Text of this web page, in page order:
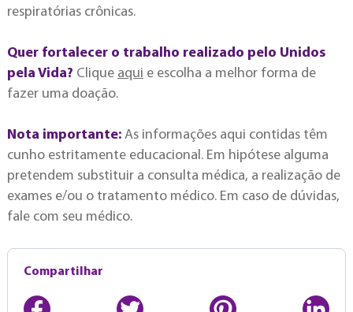
respiratórias crônicas.
Quer fortalecer o trabalho realizado pelo Unidos
pela Vida? Clique aqui e escolha a melhor forma de
fazer uma doação.
Nota importante:As informações aqui contidas têm
cunho estritamente educacional. Em hipótese alguma
pretendem substituir a consulta médica, a realização de
exames e/ou o tratamento médico. Em caso de dúvidas,
fale com seu médico.
Compartilhar